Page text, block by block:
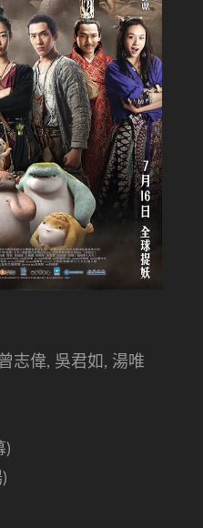
志偉, 吳君如, 湯唯
)